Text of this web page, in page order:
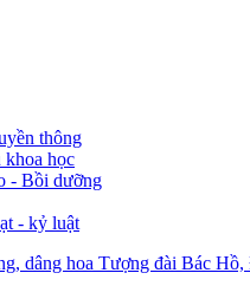
thông
học
- Bồi dưỡng
- kỷ luật
dâng hoa Tượng đài Bác